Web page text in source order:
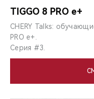
TIGGO 8 PRO e+
CHERY Talks:
PRO e+.
Серия #3.